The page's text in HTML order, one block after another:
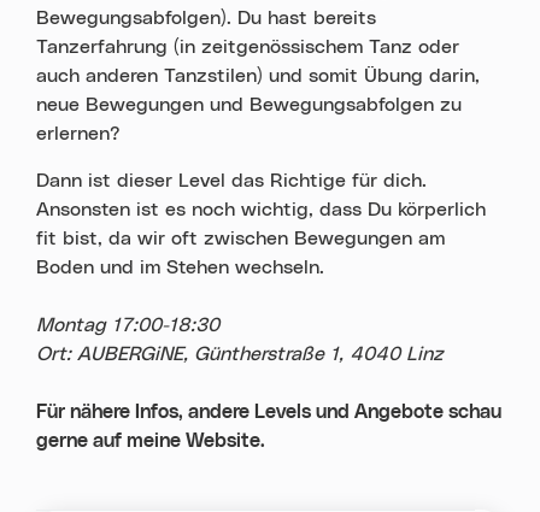
Bewegungsabfolgen). Du hast bereits
Tanzerfahrung (in zeitgenössischem Tanz oder
auch anderen Tanzstilen) und somit Übung darin,
neue Bewegungen und Bewegungsabfolgen zu
erlernen?
Dann ist dieser Level das Richtige für dich.
Ansonsten ist es noch wichtig, dass Du körperlich
fit bist, da wir oft zwischen Bewegungen am
Boden und im Stehen wechseln.
Montag 17:00-18:30
Ort: AUBERGiNE, Güntherstraße 1, 4040 Linz
Für nähere Infos, andere Levels und Angebote schau
gerne auf meine Website.